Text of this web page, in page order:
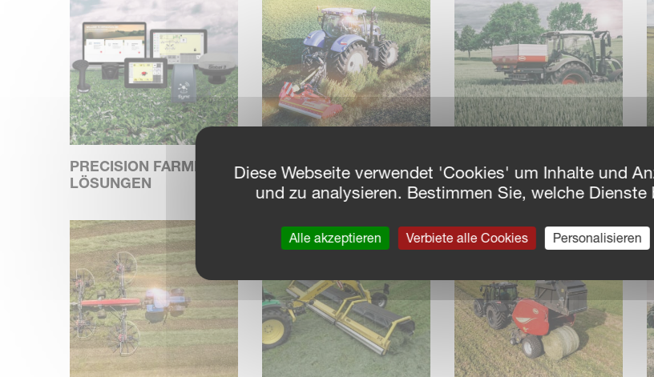
PRECISION FARMING
LÖSUNGEN
MULCHER DÜNGETECHNIK
Diese Webseite verwendet 'Cookies' um Inhalte und
und zu analysieren. Bestimmen Sie, welche
Alle akzeptieren Verbiete alle Cookies Personalisieren